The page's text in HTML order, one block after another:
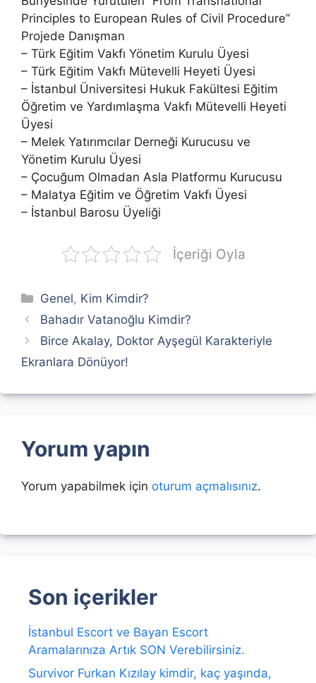
Principles to European Rules of Civil Procedure”
Projede Danışman
– Türk Eğitim Vakfı Yönetim Kurulu Üyesi
– Türk Eğitim Vakfı Mütevelli Heyeti Üyesi
– İstanbul Üniversitesi Hukuk Fakültesi Eğitim
Öğretim ve Yardımlaşma Vakfı Mütevelli Heyeti
Üyesi
– Melek Yatırımcılar Derneği Kurucusu ve
Yönetim Kurulu Üyesi
– Çocuğum Olmadan Asla Platformu Kurucusu
– Malatya Eğitim ve Öğretim Vakfı Üyesi
– İstanbul Barosu Üyeliği
İçeriği Oyla
Kategoriler
Genel, Kim Kimdir?
Bahadır Vatanoğlu Kimdir?
Birce Akalay, Doktor Ayşegül Karakteriyle
Ekranlara Dönüyor!
Yorum yapın
Yorum yapabilmek için oturum açmalısınız.
Son içerikler
İstanbul Escort ve Bayan Escort
Aramalarınıza Artık SON Verebilirsiniz.
Survivor Furkan Kızılay kimdir, kaç yaşında,